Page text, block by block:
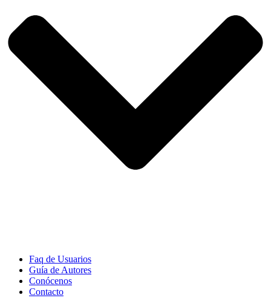
Faq de Usuarios
Guía de Autores
Conócenos
Contacto